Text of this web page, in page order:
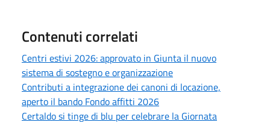
Contenuti correlati
Centri estivi 2026: approvato in Giunta il nuovo
sistema di sostegno e organizzazione
Contributi a integrazione dei canoni di locazione,
aperto il bando Fondo affitti 2026
Certaldo si tinge di blu per celebrare la Giornata